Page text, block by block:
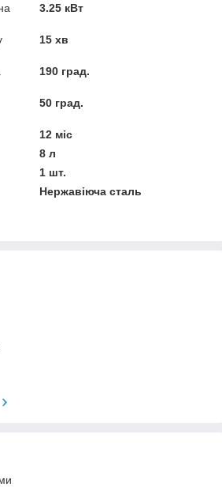
3.25 кВт
15 хв
190 град.
50 град.
12 міс
8 л
1 шт.
Нержавіюча сталь